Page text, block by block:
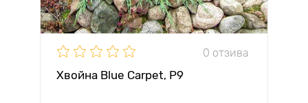
0 отзива
Хвойна Blue Carpet, Р9